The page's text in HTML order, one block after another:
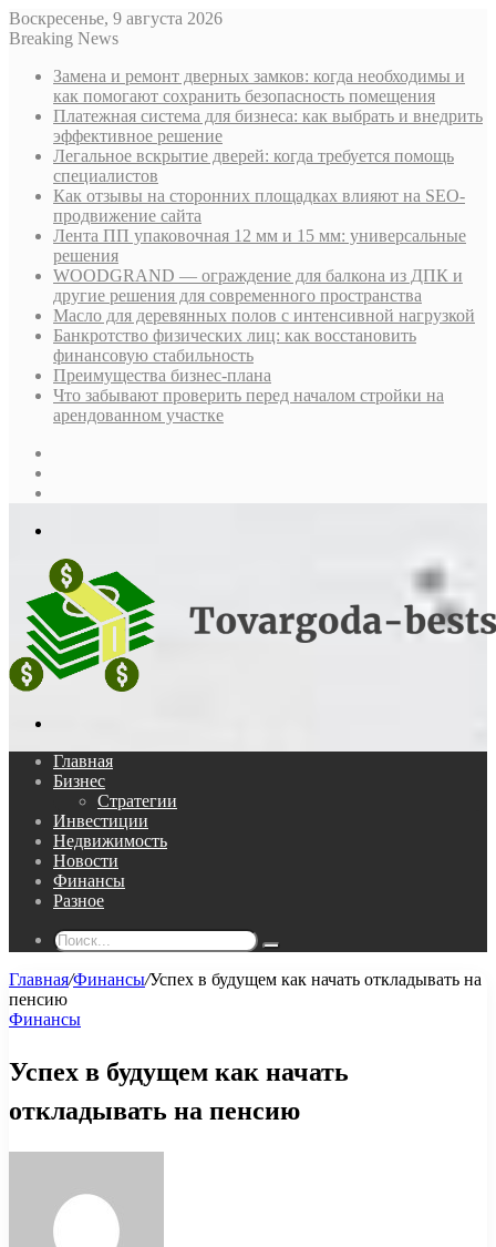
Воскресенье, 9 августа 2026
Breaking News
Замена и ремонт дверных замков: когда необходимы и
как помогают сохранить безопасность помещения
Платежная система для бизнеса: как выбрать и внедрить
эффективное решение
Легальное вскрытие дверей: когда требуется помощь
специалистов
Как отзывы на сторонних площадках влияют на SEO-
продвижение сайта
Лента ПП упаковочная 12 мм и 15 мм: универсальные
решения
WOODGRAND — ограждение для балкона из ДПК и
другие решения для современного пространства
Масло для деревянных полов с интенсивной нагрузкой
Банкротство физических лиц: как восстановить
финансовую стабильность
Преимущества бизнес-плана
Что забывают проверить перед началом стройки на
арендованном участке
Главная
Бизнес
Стратегии
Инвестиции
Недвижимость
Новости
Финансы
Разное
Поиск...
Главная/Финансы/Успех в будущем как начать откладывать на
пенсию
Финансы
Успех в будущем как начать
откладывать на пенсию